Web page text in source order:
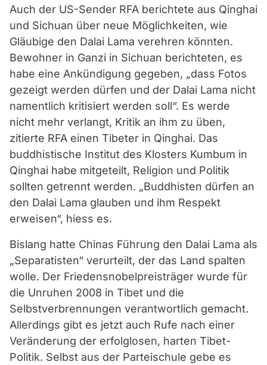
Auch der US-Sender RFA berichtete aus Qinghai
und Sichuan über neue Möglichkeiten, wie
Gläubige den Dalai Lama verehren könnten.
Bewohner in Ganzi in Sichuan berichteten, es
habe eine Ankündigung gegeben, „dass Fotos
gezeigt werden dürfen und der Dalai Lama nicht
namentlich kritisiert werden soll“. Es werde
nicht mehr verlangt, Kritik an ihm zu üben,
zitierte RFA einen Tibeter in Qinghai. Das
buddhistische Institut des Klosters Kumbum in
Qinghai habe mitgeteilt, Religion und Politik
sollten getrennt werden. „Buddhisten dürfen an
den Dalai Lama glauben und ihm Respekt
erweisen“, hiess es.
Bislang hatte Chinas Führung den Dalai Lama als
„Separatisten“ verurteilt, der das Land spalten
wolle. Der Friedensnobelpreisträger wurde für
die Unruhen 2008 in Tibet und die
Selbstverbrennungen verantwortlich gemacht.
Allerdings gibt es jetzt auch Rufe nach einer
Veränderung der erfolglosen, harten Tibet-
Politik. Selbst aus der Parteischule gebe es